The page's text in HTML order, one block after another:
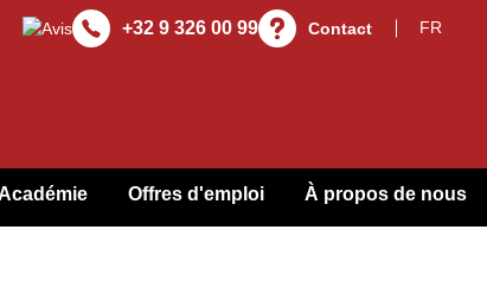
+32 9 326 00 99 Contact
Offres d'emploi À propos de nous